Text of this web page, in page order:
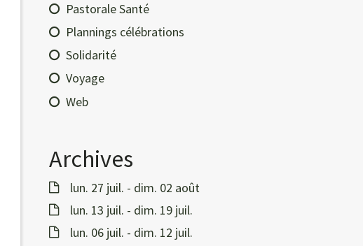
Pastorale Santé
Plannings célébrations
Solidarité
Voyage
Web
Archives
lun. 27 juil. - dim. 02 août
lun. 13 juil. - dim. 19 juil.
lun. 06 juil. - dim. 12 juil.